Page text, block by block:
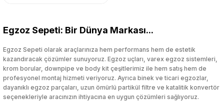
Egzoz Sepeti: Bir Dünya Markası...
Egzoz Sepeti olarak araçlarınıza hem performans hem de estetik
kazandıracak çözümler sunuyoruz. Egzoz uçları, varex egzoz sistemleri,
krom borular, downpipe ve body kit çeşitlerimiz ile hem satış hem de
profesyonel montaj hizmeti veriyoruz. Ayrıca binek ve ticari egzozlar,
dayanıklı egzoz parçaları, uzun ömürlü partikül filtre ve katalitik konvertör
seçenekleriyle aracınızın ihtiyacına en uygun çözümleri sağlıyoruz.